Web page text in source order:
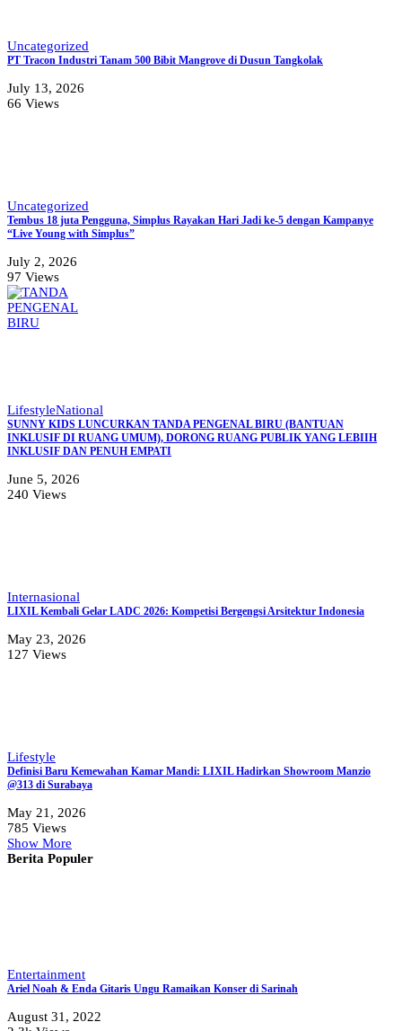
Uncategorized
PT Tracon Industri Tanam 500 Bibit Mangrove di Dusun Tangkolak
July 13, 2026
66 Views
Uncategorized
Tembus 18 juta Pengguna, Simplus Rayakan Hari Jadi ke-5 dengan Kampanye
“Live Young with Simplus”
July 2, 2026
97 Views
LifestyleNational
SUNNY KIDS LUNCURKAN TANDA PENGENAL BIRU (BANTUAN
INKLUSIF DI RUANG UMUM), DORONG RUANG PUBLIK YANG LEBIIH
INKLUSIF DAN PENUH EMPATI
June 5, 2026
240 Views
Internasional
LIXIL Kembali Gelar LADC 2026: Kompetisi Bergengsi Arsitektur Indonesia
May 23, 2026
127 Views
Lifestyle
Definisi Baru Kemewahan Kamar Mandi: LIXIL Hadirkan Showroom Manzio
@313 di Surabaya
May 21, 2026
785 Views
Show More
Berita Populer
Entertainment
Ariel Noah & Enda Gitaris Ungu Ramaikan Konser di Sarinah
August 31, 2022